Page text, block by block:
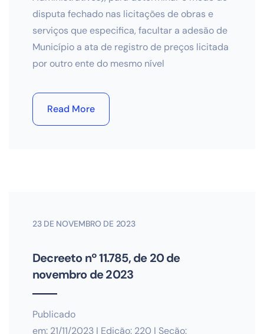
disputa fechado nas licitações de obras e
serviços que especifica, facultar a adesão de
Município a ata de registro de preços licitada
por outro ente do mesmo nível
Read More
23 DE NOVEMBRO DE 2023
Decreeto nº 11.785, de 20 de
novembro de 2023
Publicado
em: 21/11/2023 | Edição: 220 | Seção: